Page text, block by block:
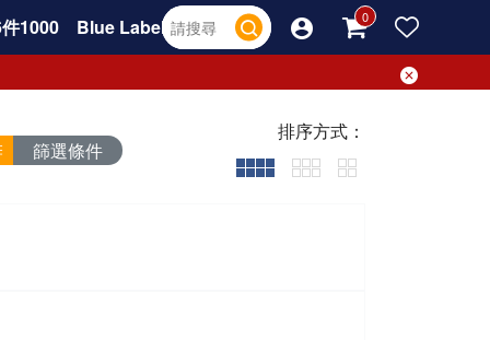
1000
Blue Label
篩選條件
排序方式：